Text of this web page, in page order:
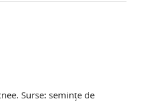
Surse: semințe de